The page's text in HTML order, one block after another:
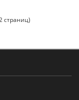
страниц)